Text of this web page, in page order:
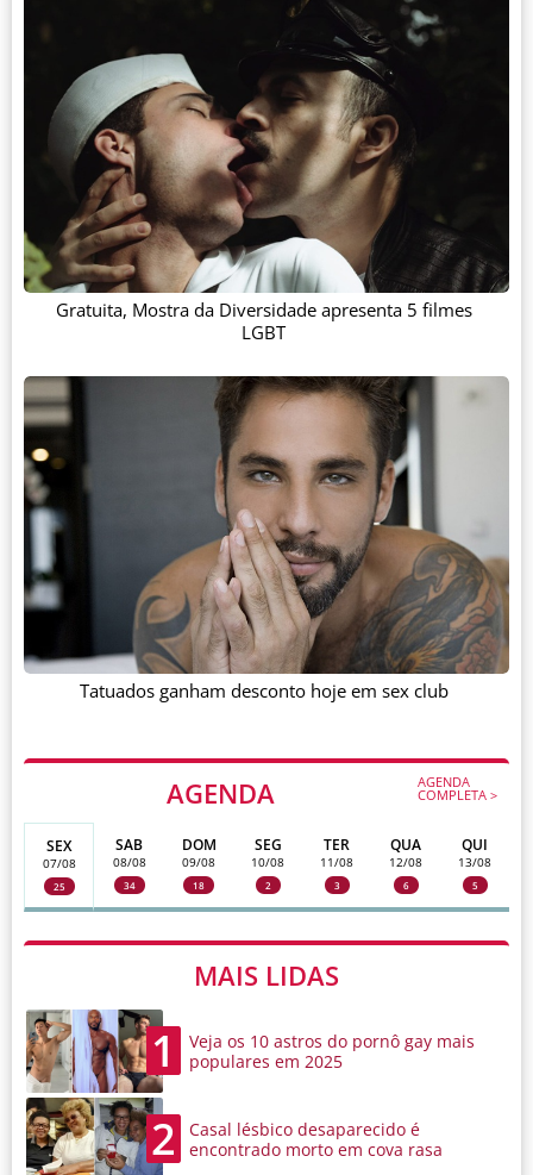
AGENDA AGENDA
COMPLETA >
SEX
07/08
25
SAB
08/08
34
DOM
09/08
18
SEG
10/08
2
TER
11/08
3
QUA
12/08
6
QUI
13/08
5
MAIS LIDAS
1
Veja os 10 astros do pornô gay mais
populares em 2025
2
Casal lésbico desaparecido é
encontrado morto em cova rasa
Gratuita, Mostra da Diversidade apresenta 5 filmes
LGBT
Tatuados ganham desconto hoje em sex club